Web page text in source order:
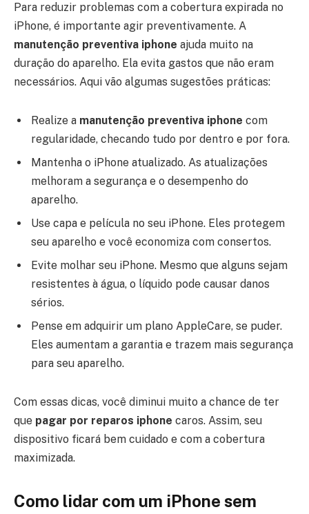
Para reduzir problemas com a cobertura expirada no
iPhone, é importante agir preventivamente. A
manutenção preventiva iphone ajuda muito na
duração do aparelho. Ela evita gastos que não eram
necessários. Aqui vão algumas sugestões práticas:
Realize a manutenção preventiva iphone com
regularidade, checando tudo por dentro e por fora.
Mantenha o iPhone atualizado. As atualizações
melhoram a segurança e o desempenho do
aparelho.
Use capa e película no seu iPhone. Eles protegem
seu aparelho e você economiza com consertos.
Evite molhar seu iPhone. Mesmo que alguns sejam
resistentes à água, o líquido pode causar danos
sérios.
Pense em adquirir um plano AppleCare, se puder.
Eles aumentam a garantia e trazem mais segurança
para seu aparelho.
Com essas dicas, você diminui muito a chance de ter
que pagar por reparos iphone caros. Assim, seu
dispositivo ficará bem cuidado e com a cobertura
maximizada.
Como lidar com um iPhone sem